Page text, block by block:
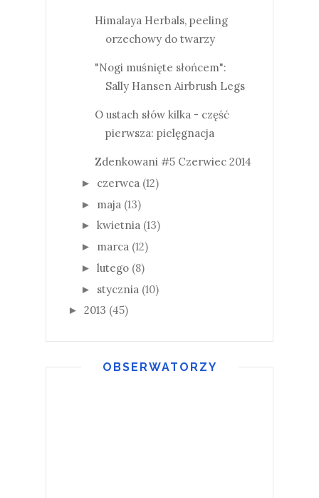
Himalaya Herbals, peeling
orzechowy do twarzy
"Nogi muśnięte słońcem":
Sally Hansen Airbrush Legs
O ustach słów kilka - część
pierwsza: pielęgnacja
Zdenkowani #5 Czerwiec 2014
► czerwca (12)
► maja (13)
► kwietnia (13)
► marca (12)
► lutego (8)
► stycznia (10)
► 2013 (45)
OBSERWATORZY